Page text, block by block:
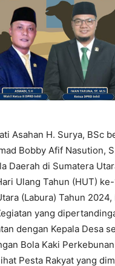
Asahan H. Surya, BSc
Bobby Afif Nasution,
Daerah di Sumatera
Ulang Tahun (HUT)
(Labura) Tahun
yang
dengan Kepala Desa
Bola Kaki
Pesta Rakyat yang